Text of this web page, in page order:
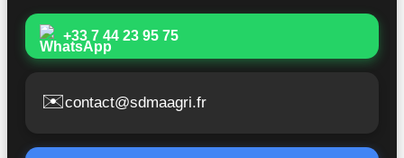
+33 7 44 23 95 75
✉️contact@sdmaagri.fr